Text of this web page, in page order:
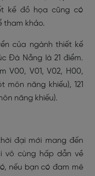
kế đồ họa cũng có
tham khảo.
của ngành thiết kế
Đà Nẵng là 21 điểm.
V00, V01, V02, H00,
môn năng khiếu), 121
năng khiếu).
đại mới mang đến
vô cùng hấp dẫn về
nếu bạn có đam mê